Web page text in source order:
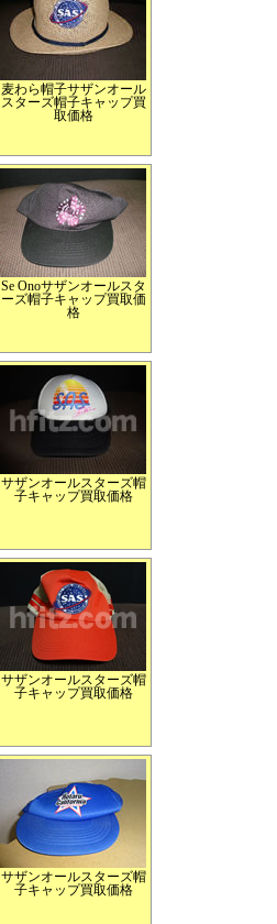
麦わら帽子サザンオール
スターズ帽子キャップ買
取価格
Se Onoサザンオールスタ
ーズ帽子キャップ買取価
格
サザンオールスターズ帽
子キャップ買取価格
サザンオールスターズ帽
子キャップ買取価格
サザンオールスターズ帽
子キャップ買取価格